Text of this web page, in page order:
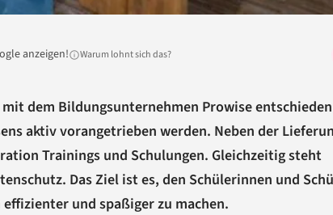
anzeigen! Warum lohnt sich das?
dem Bildungsunternehmen Prowise
aktiv vorangetrieben werden. Neben der
Trainings und Schulungen. Gleichzeitig steht
Das Ziel ist es, den Schülerinnen und
und spaßiger zu machen.